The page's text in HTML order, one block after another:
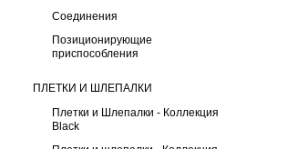
Соединения
Позиционирующие
приспособления
ПЛЕТКИ И ШЛЕПАЛКИ
Плетки и Шлепалки - Коллекция
Black